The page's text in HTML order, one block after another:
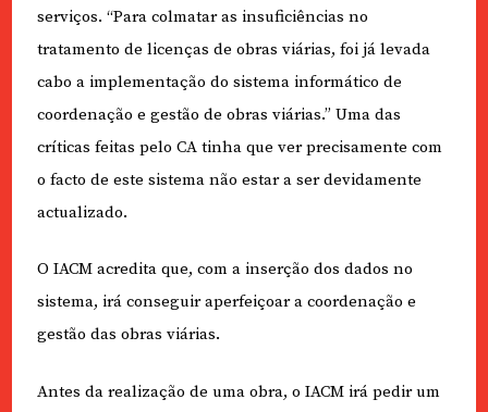
serviços. “Para colmatar as insuficiências no
tratamento de licenças de obras viárias, foi já levada
cabo a implementação do sistema informático de
coordenação e gestão de obras viárias.” Uma das
críticas feitas pelo CA tinha que ver precisamente com
o facto de este sistema não estar a ser devidamente
actualizado.
O IACM acredita que, com a inserção dos dados no
sistema, irá conseguir aperfeiçoar a coordenação e
gestão das obras viárias.
Antes da realização de uma obra, o IACM irá pedir um